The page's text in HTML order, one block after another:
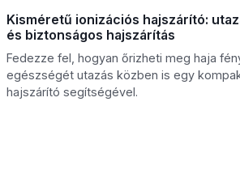
Kisméretű ionizációs hajszárító:
és biztonságos hajszárítás
Fedezze fel, hogyan őrizheti meg haja
egészségét utazás közben is egy
hajszárító segítségével.